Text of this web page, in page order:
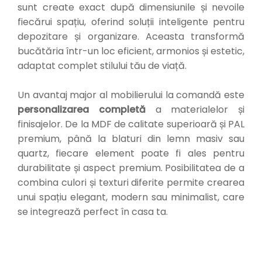
sunt create exact după dimensiunile și nevoile
fiecărui spațiu, oferind soluții inteligente pentru
depozitare și organizare. Aceasta transformă
bucătăria într-un loc eficient, armonios și estetic,
adaptat complet stilului tău de viață.
Un avantaj major al mobilierului la comandă este
personalizarea completăa materialelor și
finisajelor. De la MDF de calitate superioară și PAL
premium, până la blaturi din lemn masiv sau
quartz, fiecare element poate fi ales pentru
durabilitate și aspect premium. Posibilitatea de a
combina culori și texturi diferite permite crearea
unui spațiu elegant, modern sau minimalist, care
se integrează perfect în casa ta.